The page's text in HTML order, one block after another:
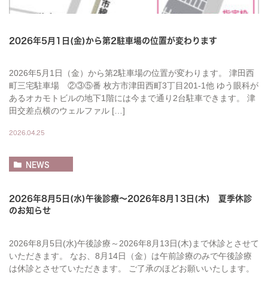
2026年5月1日(金)から第2駐車場の位置が変わります
2026年5月1日（金）から第2駐車場の位置が変わります。 津田西
町三宅駐車場 ②③⑤番 枚方市津田西町3丁目201-1他 ゆう眼科が
あるオカモトビルの地下1階には今まで通り2台駐車できます。 津
田交差点横のウェルファル […]
2026.04.25
NEWS
2026年8月5日(水)午後診療～2026年8月13日(木) 夏季休診
のお知らせ
2026年8月5日(水)午後診療～2026年8月13日(木)まで休診とさせて
いただきます。 なお、8月14日（金）は午前診療のみで午後診療
は休診とさせていただきます。 ご了承のほどお願いいたします。